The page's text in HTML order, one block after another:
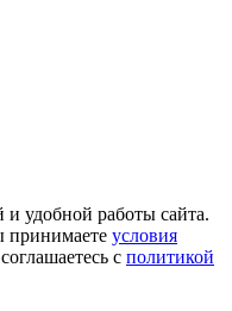
удобной работы сайта.
принимаете условия
с политикой